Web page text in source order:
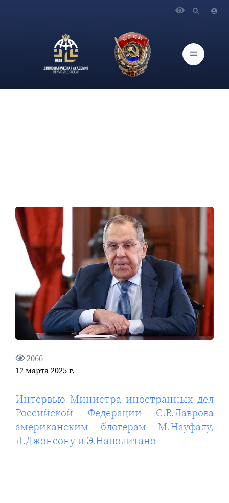
Федерации С.В.Лаврова американским блогерам М.Науфалу,
Л.Джонсону и Э.Наполитано
2066
12 марта 2025 г.
Интервью Министра иностранных дел
Российской Федерации С.В.Лаврова
американским блогерам М.Науфалу,
Л.Джонсону и Э.Наполитано